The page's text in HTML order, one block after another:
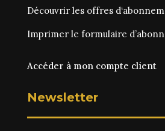
Découvrir les offres
Imprimer le formulaire
Accéder à mon compte client
Newsletter